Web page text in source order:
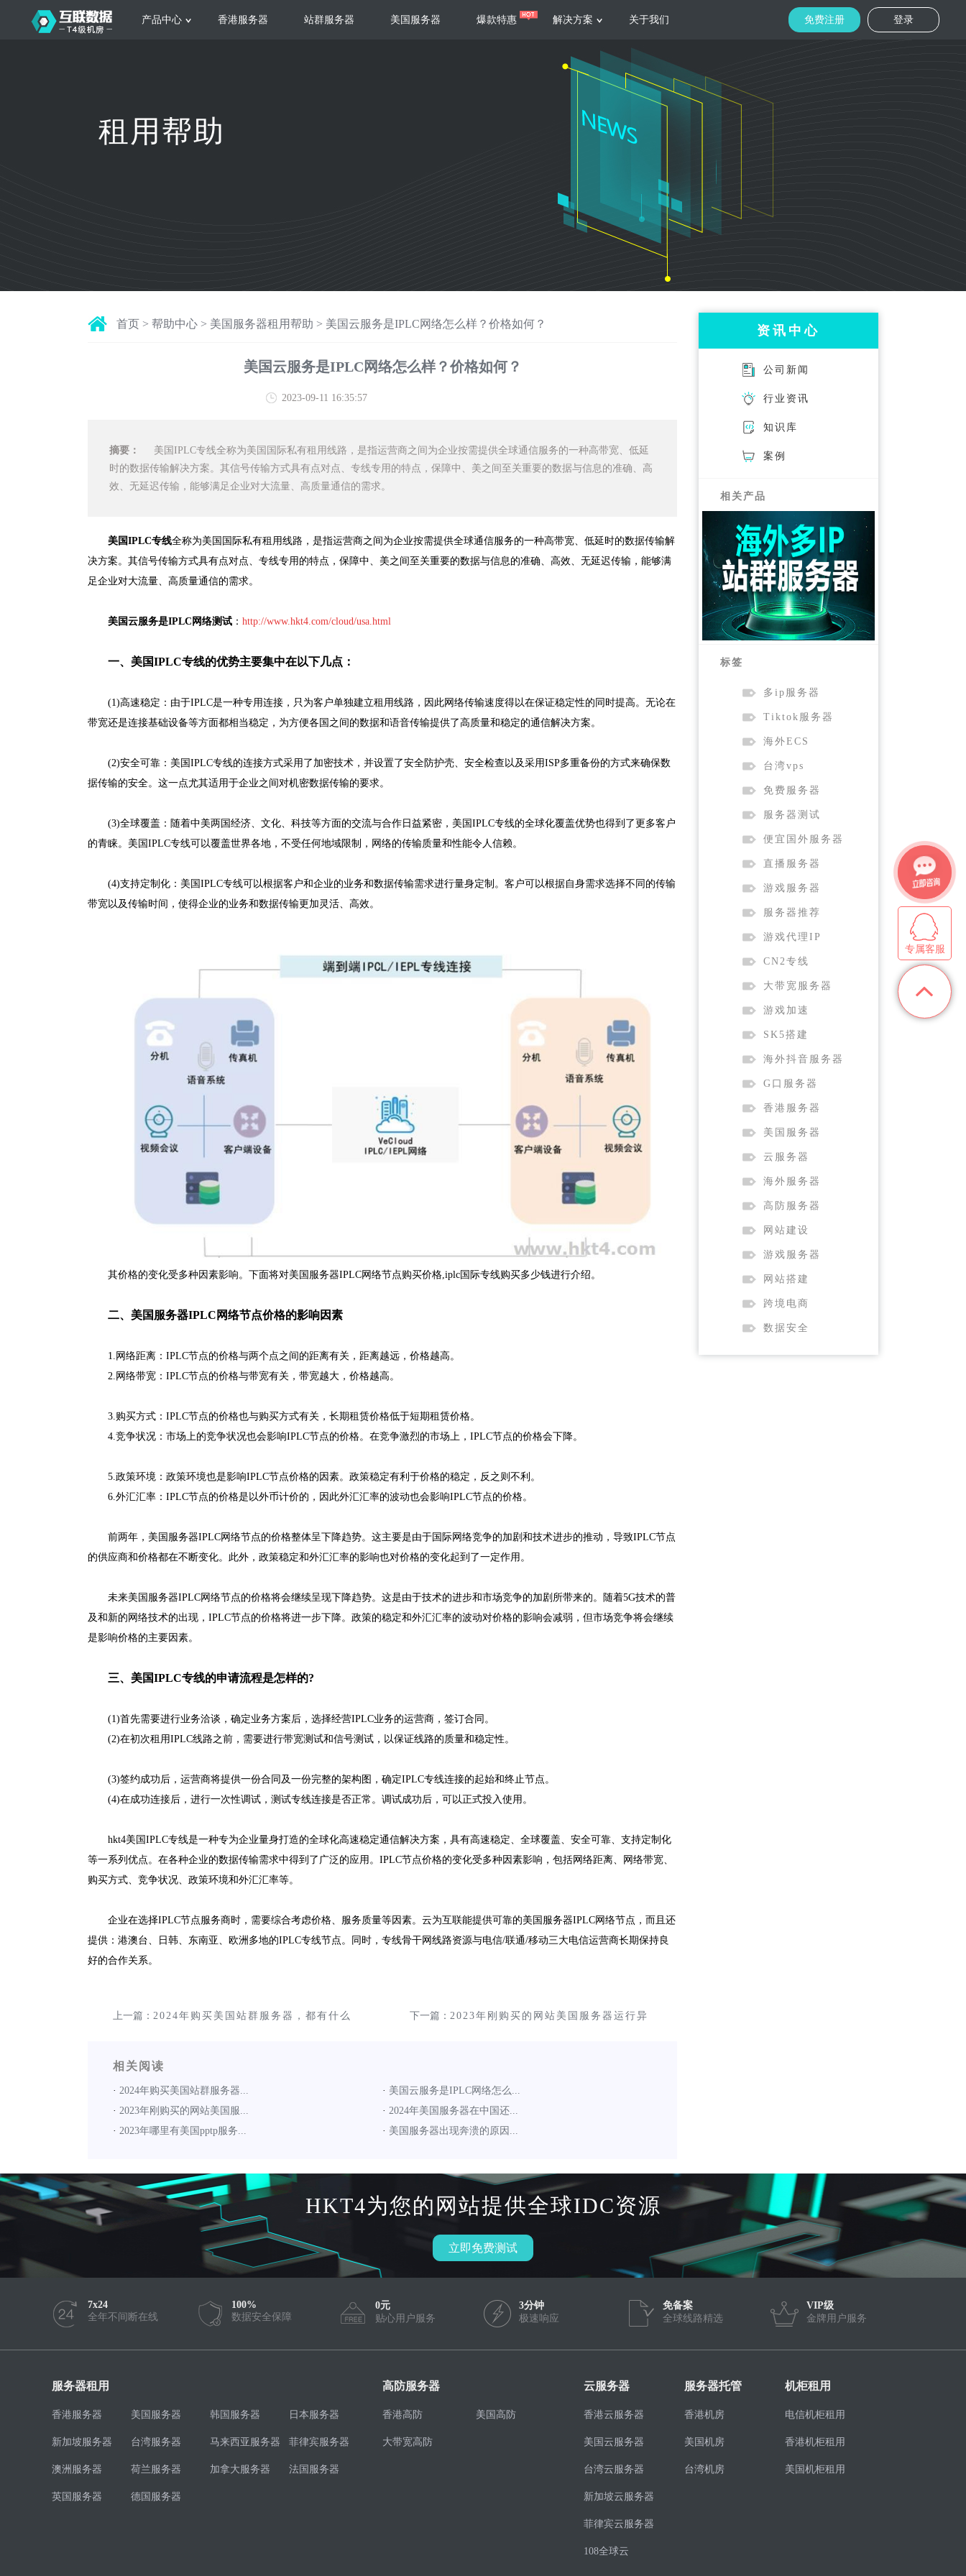
产品中心
新加坡服务器 台湾服务器
服务器托管
电信机柜租用 香港机柜租用
香港服务器 站群服务器 美国服务器 爆款特惠 解决方案
根据不同规模的网站提供可定制化的架
构和 一站式协助
集源视频存储、高效自动转码切片技术
以及 内容分发等功能，加速视频播放
大数据营销
低成本有效采集、分析、应用海量营销
数据，降 低20%的人工成本，做到精准
关于我们
服务支持
登录
免费注册
租用帮助
首页 > 帮助中心 > 美国服务器租用帮助 > 美国云服务是IPLC网络怎么样？价格如何？
美国云服务是IPLC网络怎么样？价格如何？
2023-09-11 16:35:57
摘要：
美国IPLC专线全称为美国国际私有租用线路，是指运营商之间为企业按需提供全球通信服务的一种高带宽、低延
时的数据传输解决方案。其信号传输方式具有点对点、专线专用的特点，保障中、美之间至关重要的数据与信息的准确、高
效、无延迟传输，能够满足企业对大流量、高质量通信的需求。
美国IPLC专线全称为美国国际私有租用线路，是指运营商之间为企业按需提供全球通信服务的一种高带宽、低延时的数据传输解
决方案。其信号传输方式具有点对点、专线专用的特点，保障中、美之间至关重要的数据与信息的准确、高效、无延迟传输，能够满
足企业对大流量、高质量通信的需求。
美国云服务是IPLC网络测试 ： http://www.hkt4.com/cloud/usa.html
一、美国IPLC专线的优势主要集中在以下几点：
(1)高速稳定：由于IPLC是一种专用连接，只为客户单独建立租用线路，因此网络传输速度得以在保证稳定性的同时提高。无论在
带宽还是连接基础设备等方面都相当稳定，为方便各国之间的数据和语音传输提供了高质量和稳定的通信解决方案。
(2)安全可靠：美国IPLC专线的连接方式采用了加密技术，并设置了安全防护壳、安全检查以及采用ISP多重备份的方式来确保数
据传输的安全。这一点尤其适用于企业之间对机密数据传输的要求。
(3)全球覆盖：随着中美两国经济、文化、科技等方面的交流与合作日益紧密，美国IPLC专线的全球化覆盖优势也得到了更多客户
的青睐。美国IPLC专线可以覆盖世界各地，不受任何地域限制，网络的传输质量和性能令人信赖。
(4)支持定制化：美国IPLC专线可以根据客户和企业的业务和数据传输需求进行量身定制。客户可以根据自身需求选择不同的传输
带宽以及传输时间，使得企业的业务和数据传输更加灵活、高效。
其价格的变化受多种因素影响。下面将对美国服务器IPLC网络节点购买价格,iplc国际专线购买多少钱进行介绍。
二、美国服务器IPLC网络节点价格的影响因素
1.网络距离：IPLC节点的价格与两个点之间的距离有关，距离越远，价格越高。
2.网络带宽：IPLC节点的价格与带宽有关，带宽越大，价格越高。
3.购买方式：IPLC节点的价格也与购买方式有关，长期租赁价格低于短期租赁价格。
4.竞争状况：市场上的竞争状况也会影响IPLC节点的价格。在竞争激烈的市场上，IPLC节点的价格会下降。
5.政策环境：政策环境也是影响IPLC节点价格的因素。政策稳定有利于价格的稳定，反之则不利。
6.外汇汇率：IPLC节点的价格是以外币计价的，因此外汇汇率的波动也会影响IPLC节点的价格。
前两年，美国服务器IPLC网络节点的价格整体呈下降趋势。这主要是由于国际网络竞争的加剧和技术进步的推动，导致IPLC节点
的供应商和价格都在不断变化。此外，政策稳定和外汇汇率的影响也对价格的变化起到了一定作用。
未来美国服务器IPLC网络节点的价格将会继续呈现下降趋势。这是由于技术的进步和市场竞争的加剧所带来的。随着5G技术的普
及和新的网络技术的出现，IPLC节点的价格将进一步下降。政策的稳定和外汇汇率的波动对价格的影响会减弱，但市场竞争将会继续
是影响价格的主要因素。
三、美国IPLC专线的申请流程是怎样的?
(1)首先需要进行业务洽谈，确定业务方案后，选择经营IPLC业务的运营商，签订合同。
(2)在初次租用IPLC线路之前，需要进行带宽测试和信号测试，以保证线路的质量和稳定性。
(3)签约成功后，运营商将提供一份合同及一份完整的架构图，确定IPLC专线连接的起始和终止节点。
(4)在成功连接后，进行一次性调试，测试专线连接是否正常。调试成功后，可以正式投入使用。
hkt4美国IPLC专线是一种专为企业量身打造的全球化高速稳定通信解决方案，具有高速稳定、全球覆盖、安全可靠、支持定制化
等一系列优点。在各种企业的数据传输需求中得到了广泛的应用。IPLC节点价格的变化受多种因素影响，包括网络距离、网络带宽、
购买方式、竞争状况、政策环境和外汇汇率等。
企业在选择IPLC节点服务商时，需要综合考虑价格、服务质量等因素。云为互联能提供可靠的美国服务器IPLC网络节点，而且还
提供：港澳台、日韩、东南亚、欧洲多地的IPLC专线节点。同时，专线骨干网线路资源与电信/联通/移动三大电信运营商长期保持良
好的合作关系。
上一篇： 2024年购买美国站群服务器，都有什么
下一篇： 2023年刚购买的网站美国服务器运行异
相关阅读
· 2024年购买美国站群服务器... · 美国云服务是IPLC网络怎么...
· 2023年刚购买的网站美国服... · 2024年美国服务器在中国还...
· 2023年哪里有美国pptp服务... · 美国服务器出现奔溃的原因...
资讯中心
公司新闻
行业资讯
知识库
案例
相关产品
标签
多ip服务器
Tiktok服务器
海外ECS
台湾vps
免费服务器
服务器测试
便宜国外服务器
直播服务器
游戏服务器
服务器推荐
游戏代理IP
CN2专线
大带宽服务器
游戏加速
SK5搭建
海外抖音服务器
G口服务器
香港服务器
美国服务器
云服务器
海外服务器
高防服务器
网站建设
游戏服务器
网站搭建
跨境电商
数据安全
HKT4为您的网站提供全球IDC资源
立即免费测试
7x24
全年不间断在线
100%
数据安全保障
0元
贴心用户服务
3分钟
极速响应
免备案
全球线路精选
VIP级
金牌用户服务
服务器租用
香港服务器 美国服务器 韩国服务器 日本服务器
新加坡服务器 台湾服务器 马来西亚服务器 菲律宾服务器
澳洲服务器 荷兰服务器 加拿大服务器 法国服务器
英国服务器 德国服务器
高防服务器
香港高防 美国高防
大带宽高防
云服务器
香港云服务器
美国云服务器
台湾云服务器
新加坡云服务器
菲律宾云服务器
108全球云
服务器托管
香港机房
美国机房
台湾机房
机柜租用
电信机柜租用
香港机柜租用
美国机柜租用
专属客服